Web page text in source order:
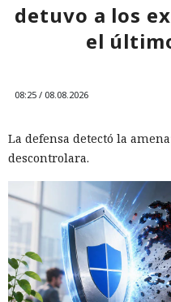
detuvo a los
el
08:25 / 08.08.2026
La defensa detectó la
descontrolara.